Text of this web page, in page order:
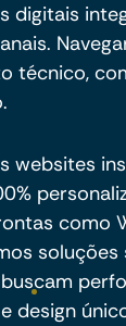
digitais
técnico,
websites
como
design